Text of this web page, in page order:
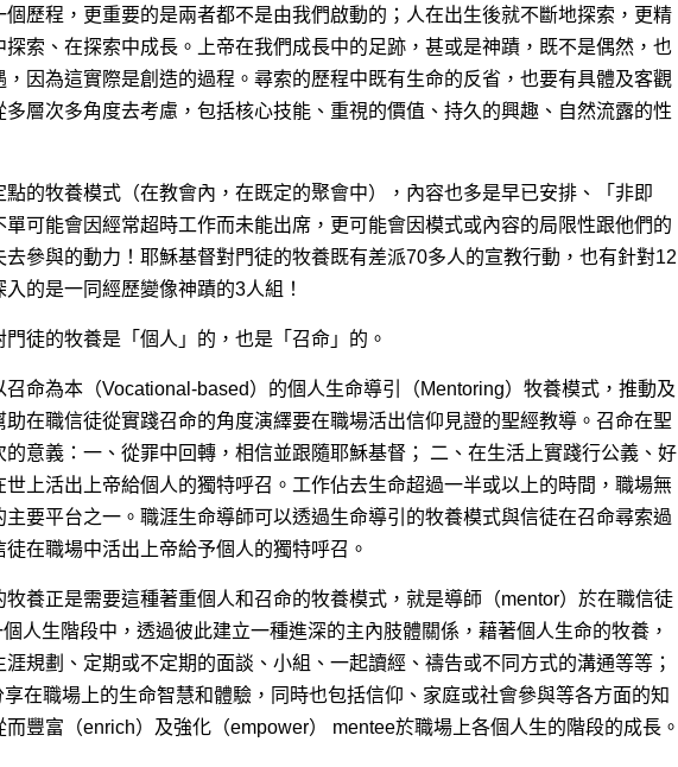
個歷程，更重要的是兩者都不是由我們啟動的；人在出生後就不斷地探索，更精
探索、在探索中成長。上帝在我們成長中的足跡，甚或是神蹟，既不是偶然，也
，因為這實際是創造的過程。尋索的歷程中既有生命的反省，也要有具體及客觀
多層次多角度去考慮，包括核心技能、重視的價值、持久的興趣、自然流露的性
點的牧養模式（在教會內，在既定的聚會中），內容也多是早已安排、「非即
單可能會因經常超時工作而未能出席，更可能會因模式或內容的局限性跟他們的
去參與的動力！耶穌基督對門徒的牧養既有差派70多人的宣教行動，也有針對12
的是一同經歷變像神蹟的3人組！
徒的牧養是「個人」的，也是「召命」的。
召命為本（Vocational-based）的個人生命導引（Mentoring）牧養模式，推動及
助在職信徒從實踐召命的角度演繹要在職場活出信仰見證的聖經教導。召命在聖
的意義：一、從罪中回轉，相信並跟隨耶穌基督； 二、在生活上實踐行公義、好
世上活出上帝給個人的獨特呼召。工作佔去生命超過一半或以上的時間，職場無
主要平台之一。職涯生命導師可以透過生命導引的牧養模式與信徒在召命尋索過
在職場中活出上帝給予個人的獨特呼召。
牧養正是需要這種著重個人和召命的牧養模式，就是導師（mentor）於在職信徒
個人生階段中，透過彼此建立一種進深的主內肢體關係，藉著個人生命的牧養，
規劃、定期或不定期的面談、小組、一起讀經、禱告或不同方式的溝通等等；
在職場上的生命智慧和體驗，同時也包括信仰、家庭或社會參與等各方面的知
豐富（enrich）及強化（empower） mentee於職場上各個人生的階段的成長。